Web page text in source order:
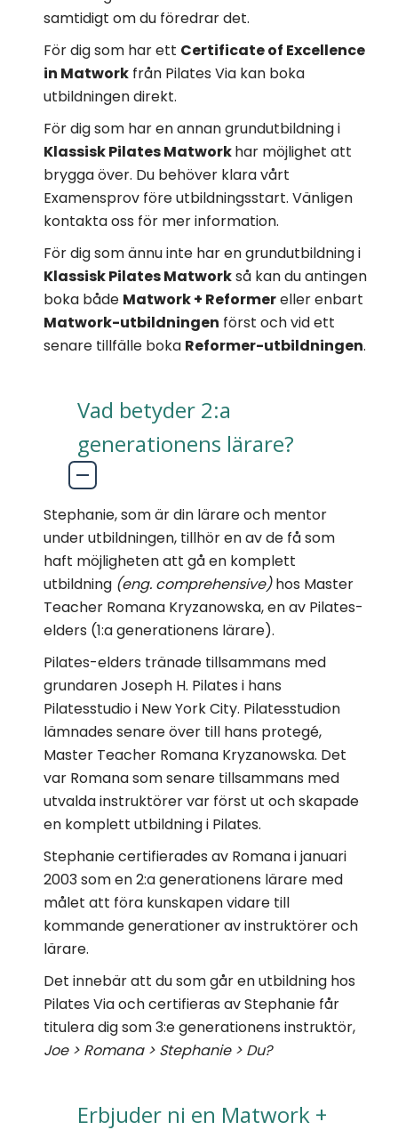
samtidigt om du föredrar det.
För dig som har ett Certificate of Excellence
in Matwork från Pilates Via kan boka
utbildningen direkt.
För dig som har en annan grundutbildning i
Klassisk Pilates Matworkhar möjlighet att
brygga över. Du behöver klara vårt
Examensprov före utbildningsstart. Vänligen
kontakta oss för mer information.
För dig som ännu inte har en grundutbildning i
Klassisk Pilates Matworkså kan du antingen
boka både Matwork + Reformereller enbart
Matwork-utbildningen först och vid ett
senare tillfälle boka Reformer-utbildningen.
Vad betyder 2:a
generationens lärare?
Stephanie, som är din lärare och mentor
under utbildningen, tillhör en av de få som
haft möjligheten att gå en komplett
utbildning (eng. comprehensive)hos Master
Teacher Romana Kryzanowska, en av Pilates-
elders (1:a generationens lärare).
Pilates-elders tränade tillsammans med
grundaren Joseph H. Pilates i hans
Pilatesstudio i New York City. Pilatesstudion
lämnades senare över till hans protegé,
Master Teacher Romana Kryzanowska. Det
var Romana som senare tillsammans med
utvalda instruktörer var först ut och skapade
en komplett utbildning i Pilates.
Stephanie certifierades av Romana i januari
2003 som en 2:a generationens lärare med
målet att föra kunskapen vidare till
kommande generationer av instruktörer och
lärare.
Det innebär att du som går en utbildning hos
Pilates Via och certifieras av Stephanie får
titulera dig som 3:e generationens instruktör,
Joe > Romana > Stephanie > Du?
Erbjuder ni en Matwork +